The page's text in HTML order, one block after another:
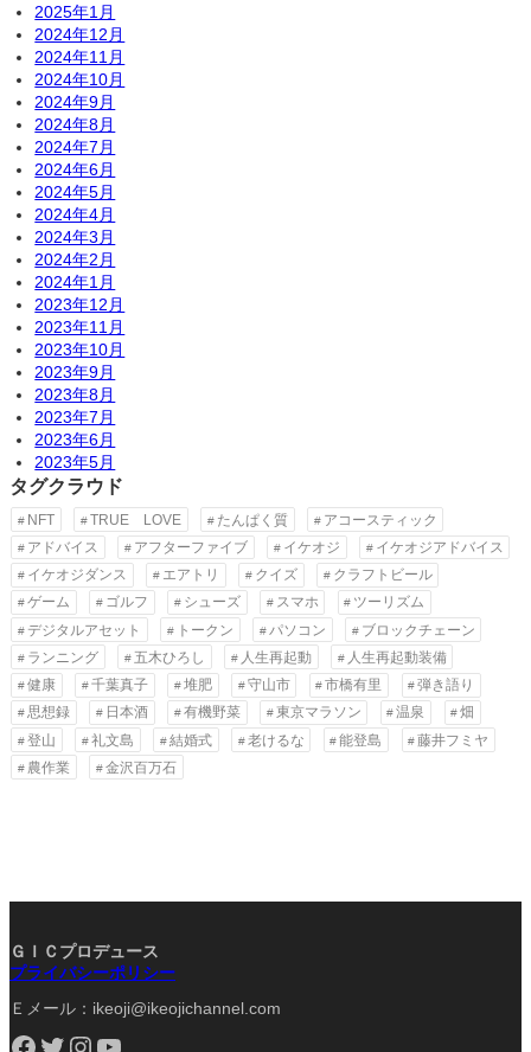
2025年1月
2024年12月
2024年11月
2024年10月
2024年9月
2024年8月
2024年7月
2024年6月
2024年5月
2024年4月
2024年3月
2024年2月
2024年1月
2023年12月
2023年11月
2023年10月
2023年9月
2023年8月
2023年7月
2023年6月
2023年5月
タグクラウド
NFT TRUE LOVE たんぱく質
アコースティック
アドバイス
アフターファイブ イケオジ
イケオジアドバイス
イケオジダンス
エアトリ クイズ
クラフトビール
ゲーム
ゴルフ シューズ スマホ
ツーリズム
デジタルアセット
トークン パソコン
ブロックチェーン
ランニング
五木ひろし 人生再起動
人生再起動装備
健康
千葉真子 堆肥 守山市 市橋有里
弾き語り
思想録
日本酒 有機野菜 東京マラソン 温泉
畑
登山
礼文島 結婚式 老けるな 能登島
藤井フミヤ
農作業
金沢百万石
ＧＩＣプロデュース
プライバシーポリシー
Ｅメール：ikeoji@ikeojichannel.com
Facebook Twitter Instagram YouTube